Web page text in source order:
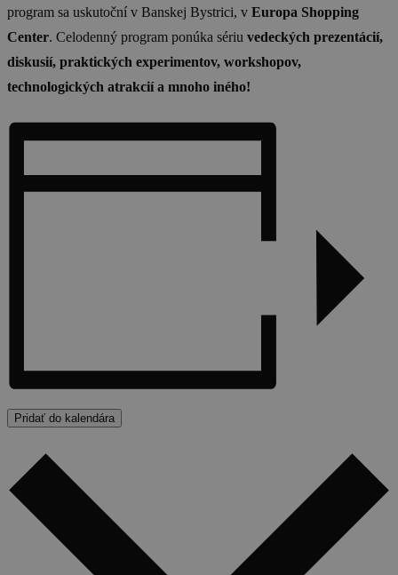
program sa uskutoční v Banskej Bystrici, v Europa Shopping
Center. Celodenný program ponúka sériu vedeckých prezentácií,
diskusií, praktických experimentov, workshopov,
technologických atrakcií a mnoho iného!
Pridať do kalendára